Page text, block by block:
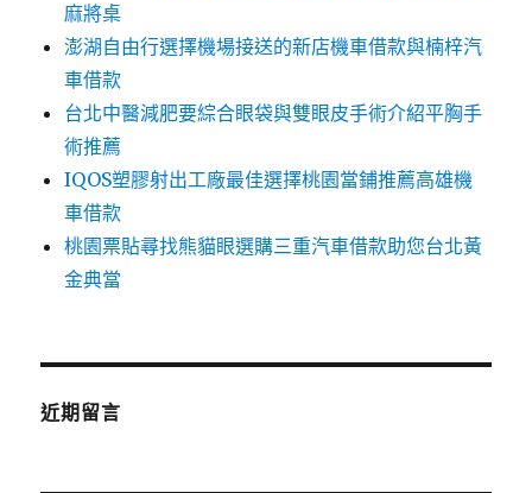
麻將桌
澎湖自由行選擇機場接送的新店機車借款與楠梓汽
車借款
台北中醫減肥要綜合眼袋與雙眼皮手術介紹平胸手
術推薦
IQOS塑膠射出工廠最佳選擇桃園當鋪推薦高雄機
車借款
桃園票貼尋找熊貓眼選購三重汽車借款助您台北黃
金典當
近期留言